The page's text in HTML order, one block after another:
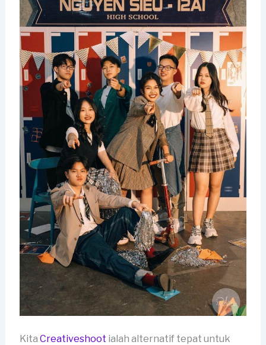
Kita Creativeshoot ialah alternatif tepat untuk